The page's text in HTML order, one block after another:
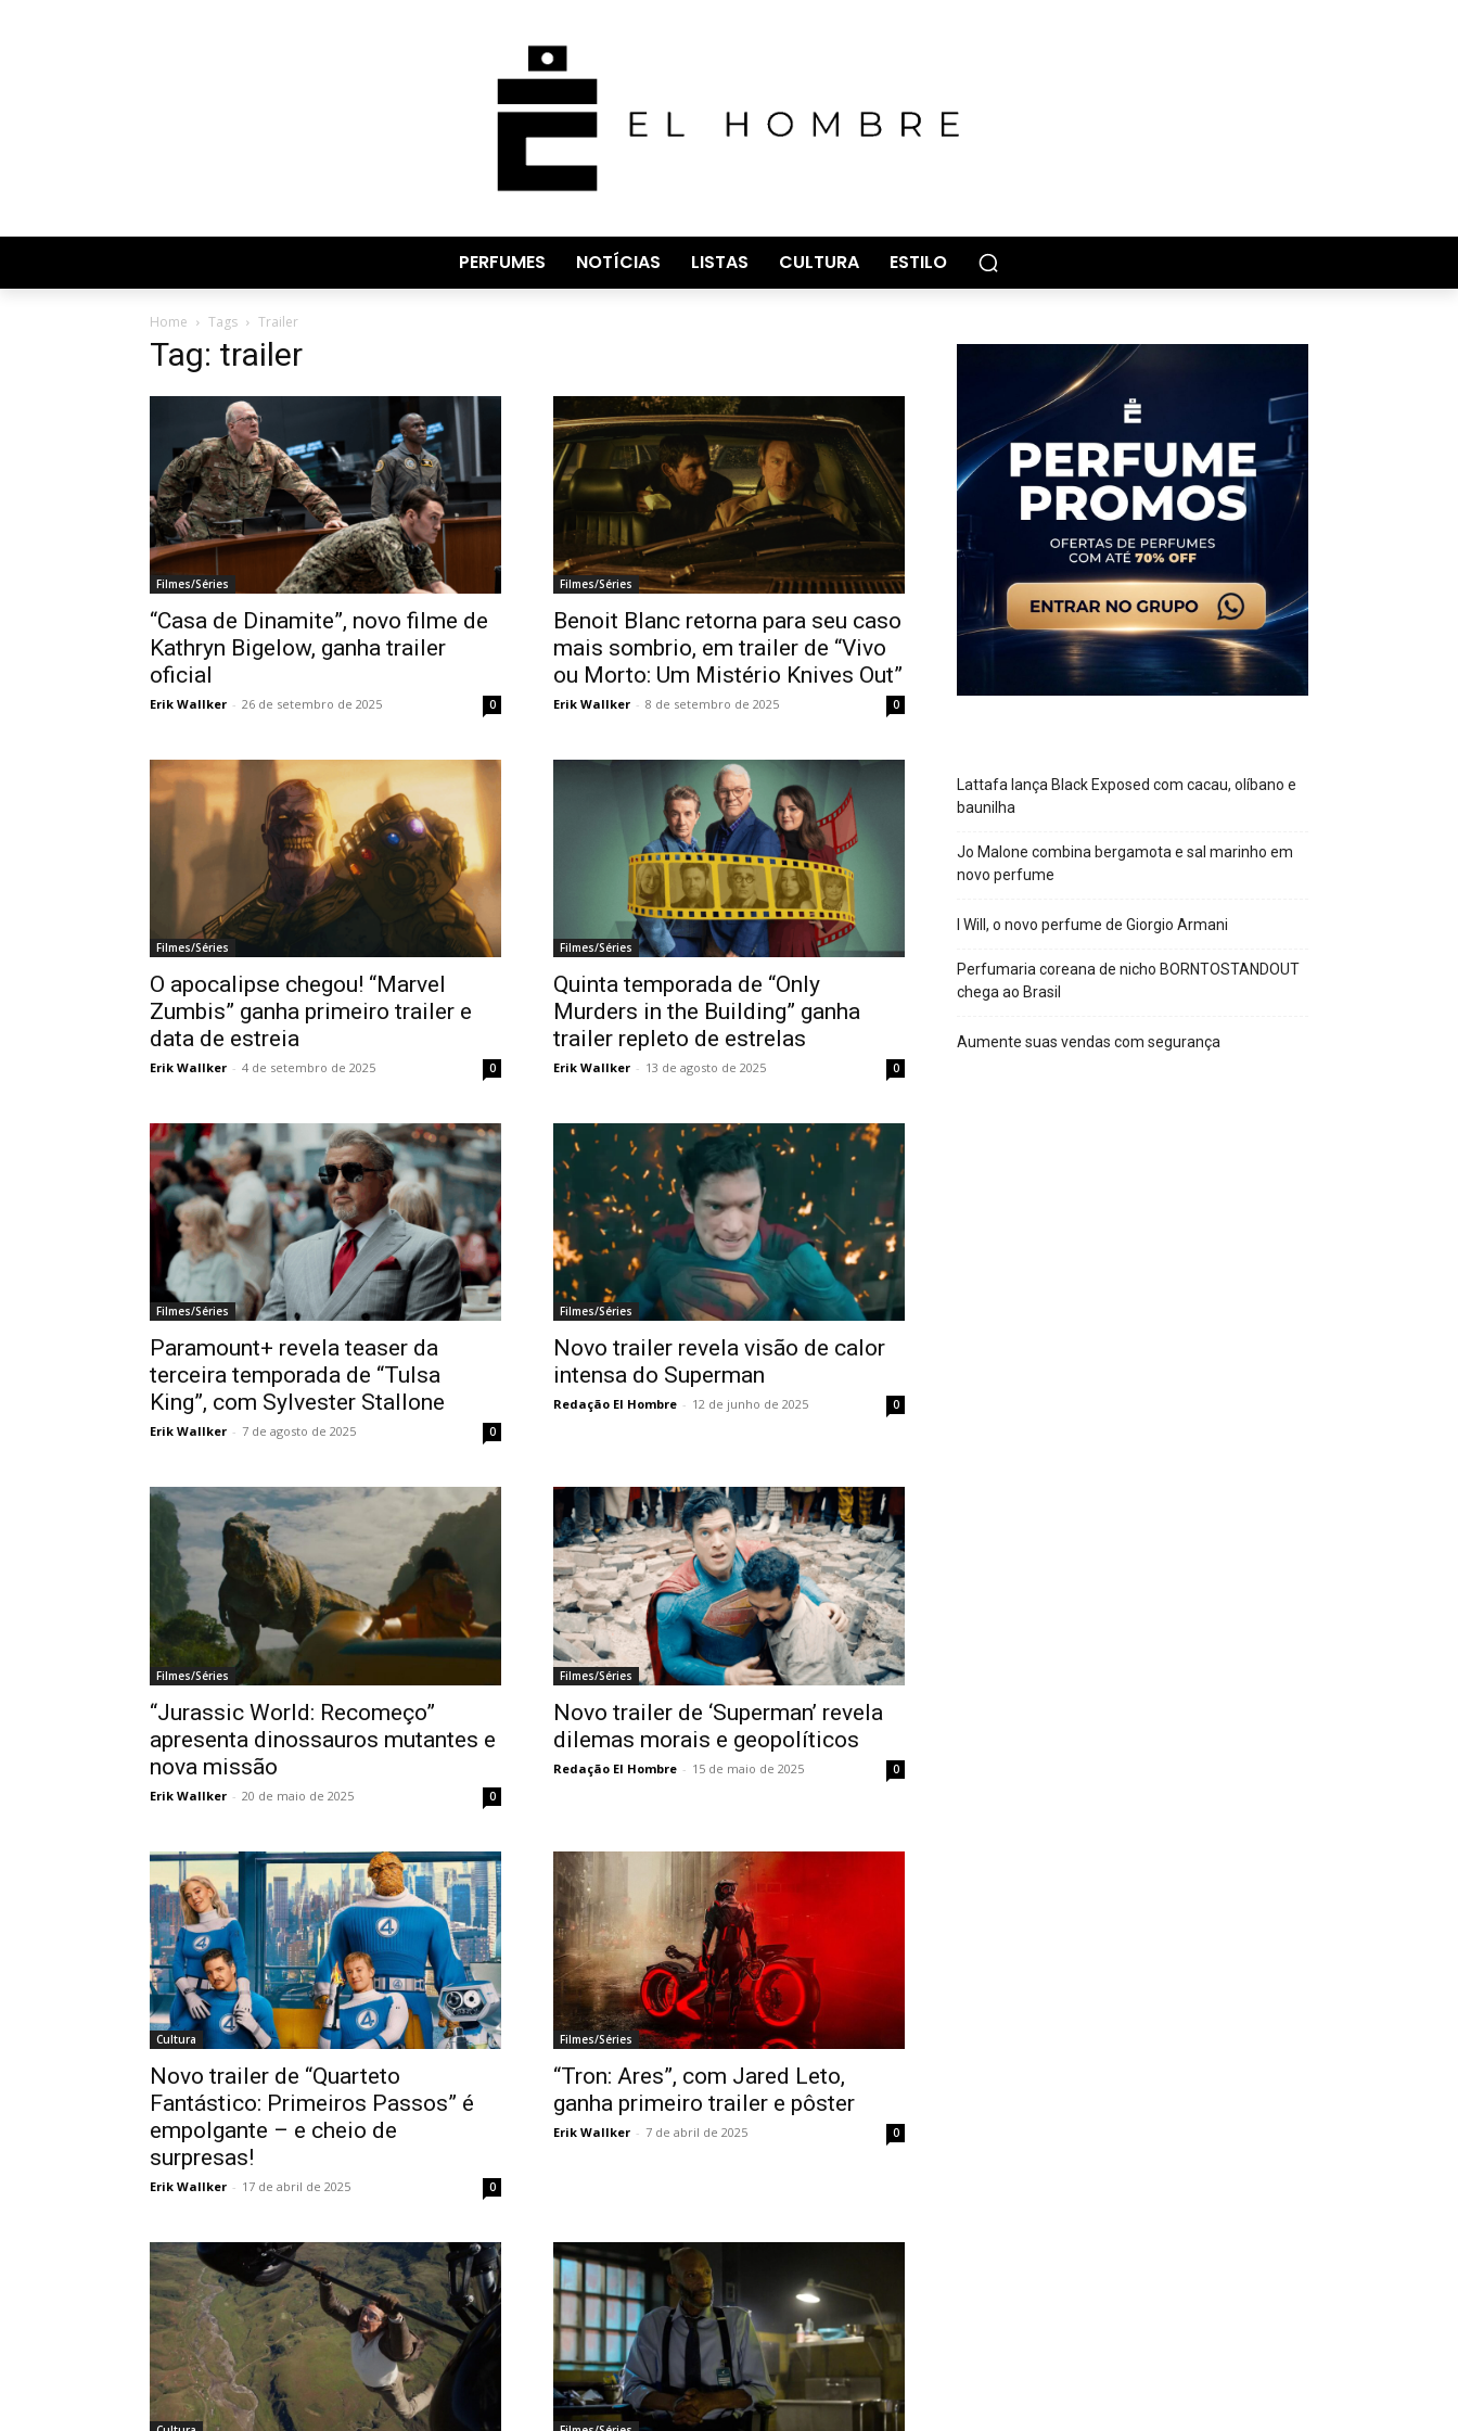
PERFUMES NOTÍCIAS LISTAS CULTURA ESTILO
Home Tags Trailer
Tag: trailer
Filmes/Séries
“Casa de Dinamite”, novo filme de
Kathryn Bigelow, ganha trailer
oficial
Erik Wallker - 26 de setembro de 2025 0
Filmes/Séries
Benoit Blanc retorna para seu caso
mais sombrio, em trailer de “Vivo
ou Morto: Um Mistério Knives Out”
Erik Wallker - 8 de setembro de 2025 0
Filmes/Séries
O apocalipse chegou! “Marvel
Zumbis” ganha primeiro trailer e
data de estreia
Erik Wallker - 4 de setembro de 2025 0
Filmes/Séries
Quinta temporada de “Only
Murders in the Building” ganha
trailer repleto de estrelas
Erik Wallker - 13 de agosto de 2025 0
Filmes/Séries
Paramount+ revela teaser da
terceira temporada de “Tulsa
King”, com Sylvester Stallone
Erik Wallker - 7 de agosto de 2025 0
Filmes/Séries
Novo trailer revela visão de calor
intensa do Superman
Redação El Hombre - 12 de junho de 2025 0
Filmes/Séries
“Jurassic World: Recomeço”
apresenta dinossauros mutantes e
nova missão
Erik Wallker - 20 de maio de 2025 0
Filmes/Séries
Novo trailer de ‘Superman’ revela
dilemas morais e geopolíticos
Redação El Hombre - 15 de maio de 2025 0
Cultura
Novo trailer de “Quarteto
Fantástico: Primeiros Passos” é
empolgante – e cheio de
surpresas!
Erik Wallker - 17 de abril de 2025 0
Filmes/Séries
“Tron: Ares”, com Jared Leto,
ganha primeiro trailer e pôster
Erik Wallker - 7 de abril de 2025 0
Lattafa lança Black Exposed com cacau, olíbano e
baunilha
Jo Malone combina bergamota e sal marinho em
novo perfume
I Will, o novo perfume de Giorgio Armani
Perfumaria coreana de nicho BORNTOSTANDOUT
chega ao Brasil
Aumente suas vendas com segurança